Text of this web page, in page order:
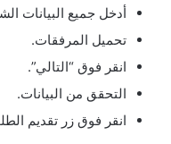
أدخل جميع البيانات
تحميل المرفقات.
انقر فوق “التالي”.
التحقق من البيانات.
انقر فوق زر تقديم